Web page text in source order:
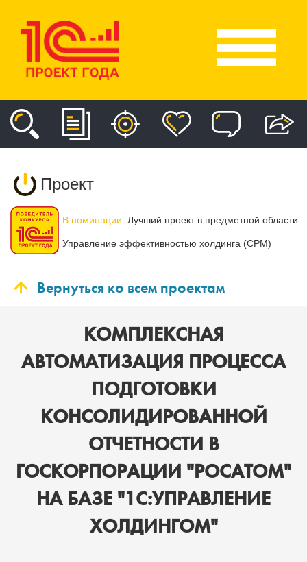
Проект
В номинации: Лучший проект в предметной области:
Управление эффективностью холдинга (CPM)
Вернуться ко всем проектам
КОМПЛЕКСНАЯ
АВТОМАТИЗАЦИЯ ПРОЦЕССА
ПОДГОТОВКИ
КОНСОЛИДИРОВАННОЙ
ОТЧЕТНОСТИ В
ГОСКОРПОРАЦИИ "РОСАТОМ"
НА БАЗЕ "1С:УПРАВЛЕНИЕ
ХОЛДИНГОМ"